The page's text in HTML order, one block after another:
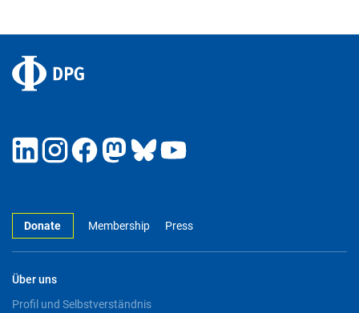
Donate Membership Press
Über uns
Profil und Selbstverständnis